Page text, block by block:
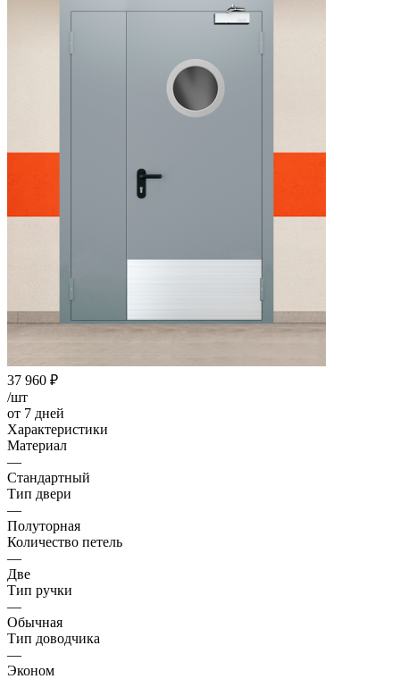
37 960 ₽
/шт
от 7 дней
Характеристики
Материал
—
Стандартный
Тип двери
—
Полуторная
Количество петель
—
Две
Тип ручки
—
Обычная
Тип доводчика
—
Эконом